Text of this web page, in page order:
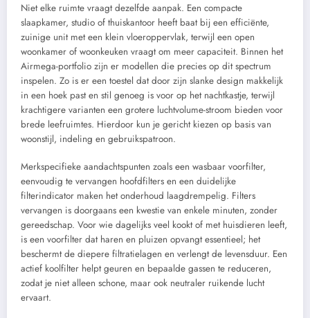
Niet elke ruimte vraagt dezelfde aanpak. Een compacte
slaapkamer, studio of thuiskantoor heeft baat bij een efficiënte,
zuinige unit met een klein vloeroppervlak, terwijl een open
woonkamer of woonkeuken vraagt om meer capaciteit. Binnen het
Airmega-portfolio zijn er modellen die precies op dit spectrum
inspelen. Zo is er een toestel dat door zijn slanke design makkelijk
in een hoek past en stil genoeg is voor op het nachtkastje, terwijl
krachtigere varianten een grotere luchtvolume-stroom bieden voor
brede leefruimtes. Hierdoor kun je gericht kiezen op basis van
woonstijl, indeling en gebruikspatroon.
Merkspecifieke aandachtspunten zoals een wasbaar voorfilter,
eenvoudig te vervangen hoofdfilters en een duidelijke
filterindicator maken het onderhoud laagdrempelig. Filters
vervangen is doorgaans een kwestie van enkele minuten, zonder
gereedschap. Voor wie dagelijks veel kookt of met huisdieren leeft,
is een voorfilter dat haren en pluizen opvangt essentieel; het
beschermt de diepere filtratielagen en verlengt de levensduur. Een
actief koolfilter helpt geuren en bepaalde gassen te reduceren,
zodat je niet alleen schone, maar ook neutraler ruikende lucht
ervaart.